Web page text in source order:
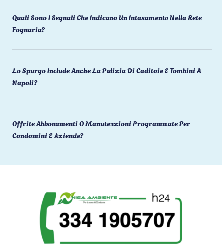
Quali Sono I Segnali Che Indicano Un Intasamento Nella Rete
Fognaria?
Lo Spurgo Include Anche La Pulizia Di Caditoie E Tombini A
Napoli?
Offrite Abbonamenti O Manutenzioni Programmate Per
Condomini E Aziende?